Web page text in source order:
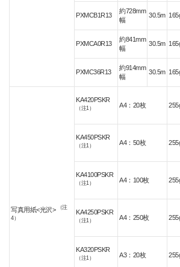
PXMCB1R13
約728mm
幅
30.5m
PXMCA0R13
約841mm
幅
30.5m
PXMC36R13
約914mm
幅
30.5m
写真用紙<光沢>
（注
4）
KA420PSKR
（注1） A4：20枚
KA450PSKR
（注1） A4：50枚
KA4100PSKR
（注1） A4：100枚
KA4250PSKR
（注1） A4：250枚
KA320PSKR
（注1） A3：20枚